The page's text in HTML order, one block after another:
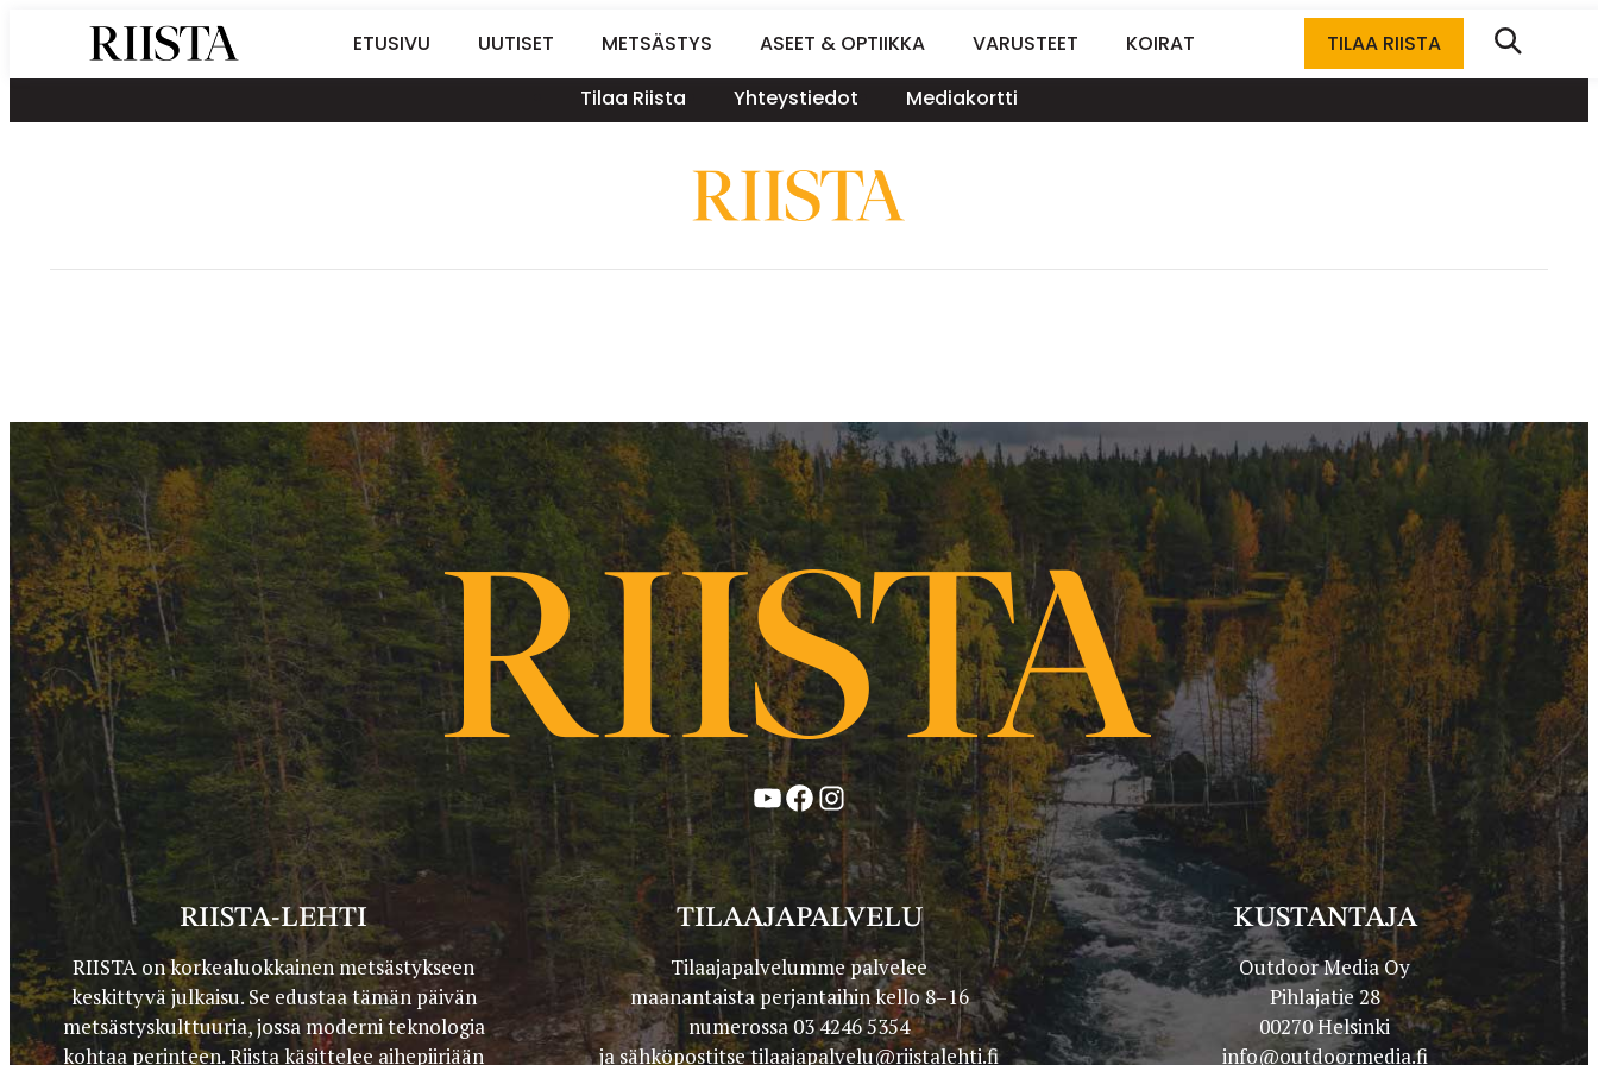
sisältöön
Riistalehti.fi
Metsästyksen
erikoislehti
ETUSIVU UUTISET METSÄSTYS ASEET & OPTIIKKA VARUSTEET KOIRAT
TILAA RIISTA
Tilaa Riista
Yhteystiedot Mediakortti
YouTube
Facebook
Instagram
RIISTA-LEHTI
RIISTA on korkealuokkainen metsästykseen
keskittyvä julkaisu. Se edustaa tämän päivän
metsästyskulttuuria, jossa moderni teknologia
kohtaa perinteen. Riista käsittelee aihepiiriään
TILAAJAPALVELU
Tilaajapalvelumme palvelee
maanantaista perjantaihin kello 8–16
numerossa 03 4246 5354
ja sähköpostitsetilaajapalvelu@riistalehti.fi
KUSTANTAJA
Outdoor Media Oy
Pihlajatie 28
00270 Helsinki
info@outdoormedia.fi